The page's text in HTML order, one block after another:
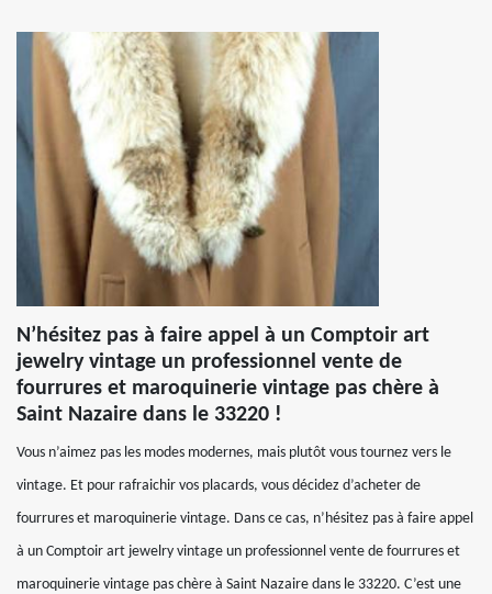
N’hésitez pas à faire appel à un Comptoir art
jewelry vintage un professionnel vente de
fourrures et maroquinerie vintage pas chère à
Saint Nazaire dans le 33220 !
Vous n’aimez pas les modes modernes, mais plutôt vous tournez vers le
vintage. Et pour rafraichir vos placards, vous décidez d’acheter de
fourrures et maroquinerie vintage. Dans ce cas, n’hésitez pas à faire appel
à un Comptoir art jewelry vintage un professionnel vente de fourrures et
maroquinerie vintage pas chère à Saint Nazaire dans le 33220. C’est une